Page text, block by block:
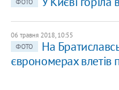
ФОТО
06 травня 2018, 10:55
ФОТО
На
єврономерах влетів